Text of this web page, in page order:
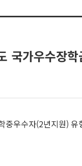
가우수장학
우수자(2년지원)